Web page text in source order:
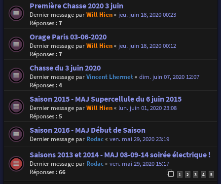
Première Chasse 2020 3 juin
Dernier message parWill Hien« jeu. juin 18, 2020 00:23
Réponses :7
Orage Paris 03-06-2020
Dernier message parWill Hien« jeu. juin 18, 2020 00:12
Réponses :7
Chasse du 3 juin 2020
Dernier message parVincent Lhermet« dim. juin 07, 2020 12:07
Réponses :4
Saison 2015 - MAJ Supercellule du 6 juin 2015
Dernier message parWill Hien« lun. juin 01, 2020 23:08
Réponses :5
Saison 2016 - MAJ Début de Saison
Dernier message par Rodac« ven. mai 29, 2020 23:19
Saisons 2013 et 2014 - MAJ 08-09-14 soirée électrique !
Dernier message par Rodac« ven. mai 29, 2020 15:17
Réponses :66 1 2 3 4 5